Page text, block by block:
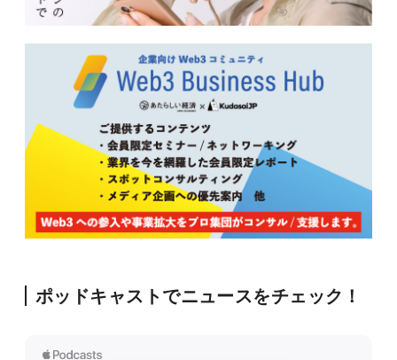
ポッドキャストでニュースをチェック！